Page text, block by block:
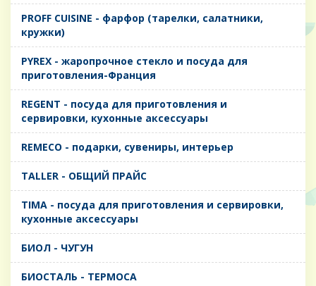
PROFF CUISINE - фарфор (тарелки, салатники,
кружки)
PYREX - жаропрочное стекло и посуда для
приготовления-Франция
REGENT - посуда для приготовления и
сервировки, кухонные аксессуары
REMECO - подарки, сувениры, интерьер
TALLER - ОБЩИЙ ПРАЙС
TIMA - посуда для приготовления и сервировки,
кухонные аксессуары
БИОЛ - ЧУГУН
БИОСТАЛЬ - ТЕРМОСА